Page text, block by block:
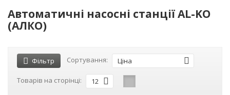
Автоматичні насосні станції AL-KO
(АЛКО)
Фільтр Сортування: Ціна
Товарів на сторінці: 12